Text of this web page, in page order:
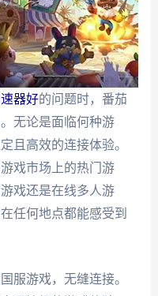
器好的问题时，番茄
无论是面临何种游
且高效的连接体验。
戏市场上的热门游
戏还是在线多人游
任何地点都能感受到
服游戏，无缝连接。